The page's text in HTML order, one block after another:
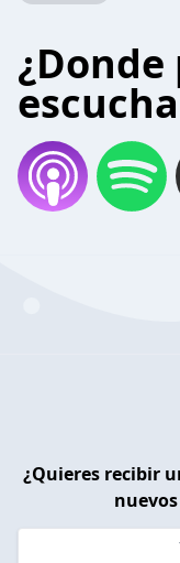
¿Donde
¿Quieres recibir